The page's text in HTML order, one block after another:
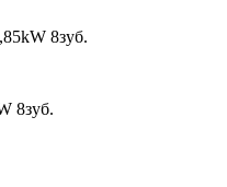
8зуб.
8зуб.